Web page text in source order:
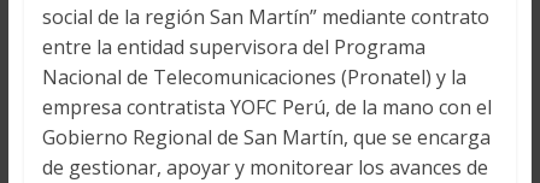
social de la región San Martín” mediante contrato
entre la entidad supervisora del Programa
Nacional de Telecomunicaciones (Pronatel) y la
empresa contratista YOFC Perú, de la mano con el
Gobierno Regional de San Martín, que se encarga
de gestionar, apoyar y monitorear los avances de